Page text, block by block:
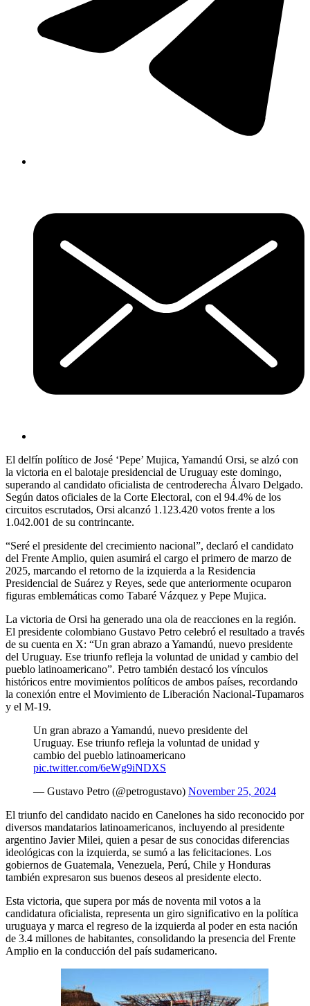
El delfín político de José ‘Pepe’ Mujica, Yamandú Orsi, se alzó con
la victoria en el balotaje presidencial de Uruguay este domingo,
superando al candidato oficialista de centroderecha Álvaro Delgado.
Según datos oficiales de la Corte Electoral, con el 94.4% de los
circuitos escrutados, Orsi alcanzó 1.123.420 votos frente a los
1.042.001 de su contrincante.
“Seré el presidente del crecimiento nacional”, declaró el candidato
del Frente Amplio, quien asumirá el cargo el primero de marzo de
2025, marcando el retorno de la izquierda a la Residencia
Presidencial de Suárez y Reyes, sede que anteriormente ocuparon
figuras emblemáticas como Tabaré Vázquez y Pepe Mujica.
La victoria de Orsi ha generado una ola de reacciones en la región.
El presidente colombiano Gustavo Petro celebró el resultado a través
de su cuenta en X: “Un gran abrazo a Yamandú, nuevo presidente
del Uruguay. Ese triunfo refleja la voluntad de unidad y cambio del
pueblo latinoamericano”. Petro también destacó los vínculos
históricos entre movimientos políticos de ambos países, recordando
la conexión entre el Movimiento de Liberación Nacional-Tupamaros
y el M-19.
Un gran abrazo a Yamandú, nuevo presidente del
Uruguay. Ese triunfo refleja la voluntad de unidad y
cambio del pueblo latinoamericano
pic.twitter.com/6eWg9iNDXS
— Gustavo Petro (@petrogustavo) November 25, 2024
El triunfo del candidato nacido en Canelones ha sido reconocido por
diversos mandatarios latinoamericanos, incluyendo al presidente
argentino Javier Milei, quien a pesar de sus conocidas diferencias
ideológicas con la izquierda, se sumó a las felicitaciones. Los
gobiernos de Guatemala, Venezuela, Perú, Chile y Honduras
también expresaron sus buenos deseos al presidente electo.
Esta victoria, que supera por más de noventa mil votos a la
candidatura oficialista, representa un giro significativo en la política
uruguaya y marca el regreso de la izquierda al poder en esta nación
de 3.4 millones de habitantes, consolidando la presencia del Frente
Amplio en la conducción del país sudamericano.